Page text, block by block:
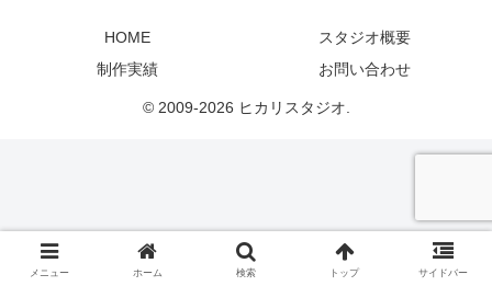
HOME
スタジオ概要
制作実績
お問い合わせ
© 2009-2026 ヒカリスタジオ.
メニュー ホーム 検索 トップ サイドバー